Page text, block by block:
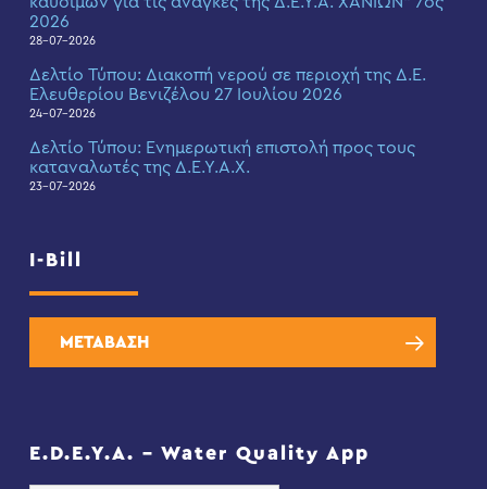
2026
28-07-2026
Δελτίο Τύπου: Διακοπή νερού σε περιοχή της Δ.Ε.
Ελευθερίου Βενιζέλου 27 Ιουλίου 2026
24-07-2026
Δελτίο Τύπου: Eνημερωτική επιστολή προς τους
καταναλωτές της Δ.Ε.Υ.Α.Χ.
23-07-2026
I-Bill
ΜΕΤΑΒΑΣΗ
E.D.E.Y.A. – Water Quality App